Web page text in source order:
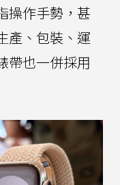
操作手勢，甚
產、包裝、運
帶也一併採用